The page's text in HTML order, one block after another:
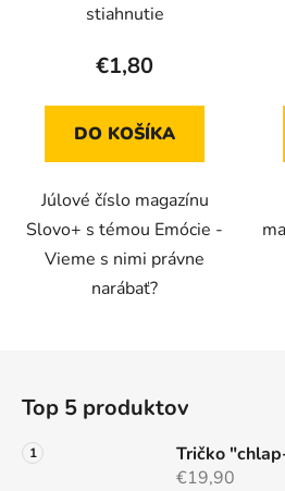
stiahnutie
€1,80
DO KOŠÍKA
Júlové číslo magazínu
Slovo+ s témou Emócie -
Vieme s nimi právne
narábať?
Top 5 produktov
Tričko
€19,90